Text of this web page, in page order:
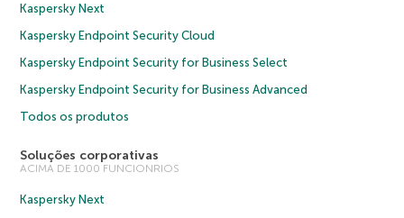
Kaspersky Next
Kaspersky Endpoint Security Cloud
Kaspersky Endpoint Security for Business Select
Kaspersky Endpoint Security for Business Advanced
Todos os produtos
Soluções corporativas
ACIMA DE 1000 FUNCIONRIOS
Kaspersky Next